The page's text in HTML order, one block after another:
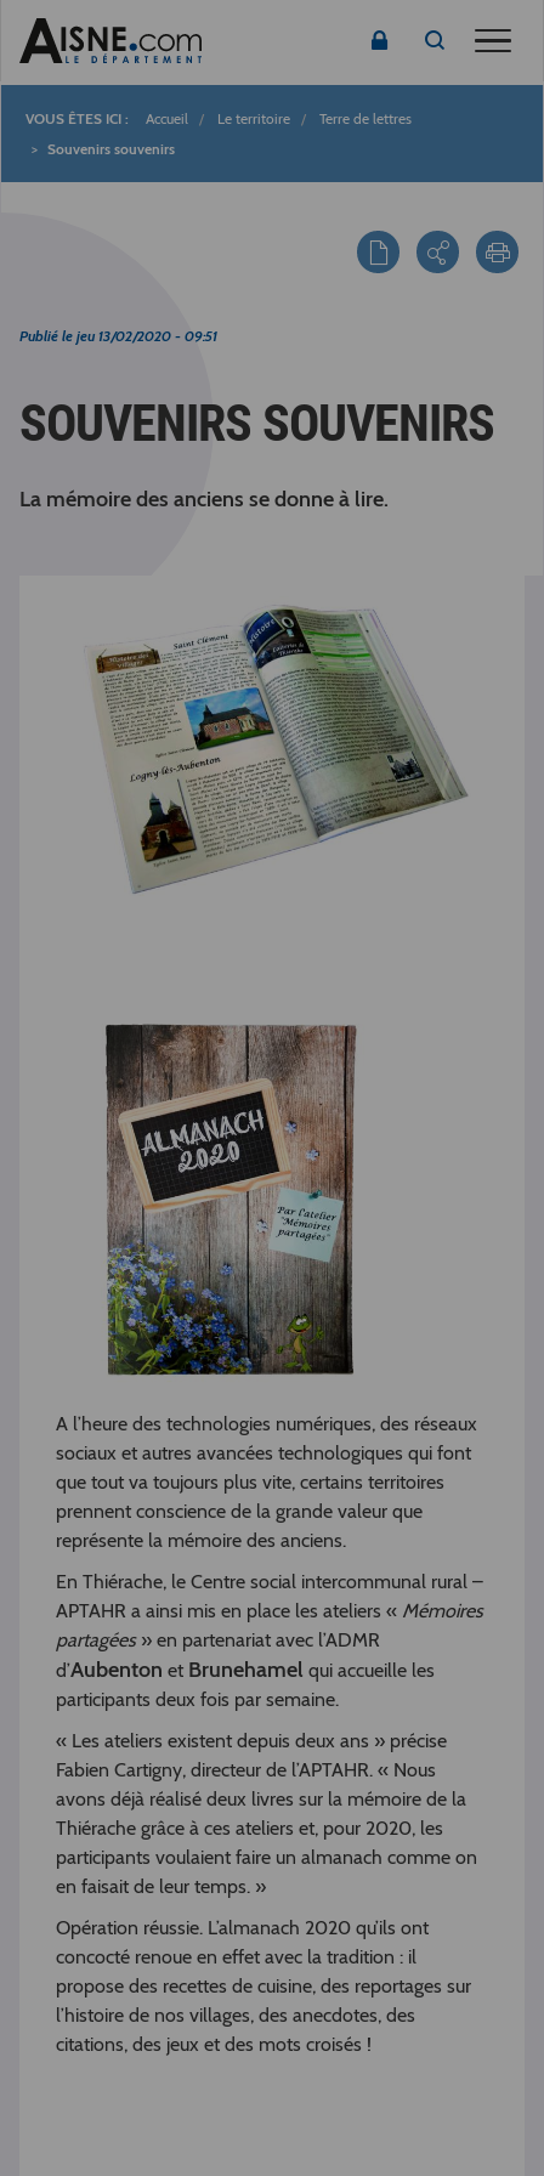
Fil
Accueil Le territoire
Terre de lettres
Souvenirs souvenirs
Publié le jeu 13/02/2020 - 09:51
SOUVENIRS SOUVENIRS
La mémoire des anciens se donne à lire.
A l’heure des technologies numériques, des réseaux
sociaux et autres avancées technologiques qui font
que tout va toujours plus vite, certains territoires
prennent conscience de la grande valeur que
représente la mémoire des anciens.
En Thiérache, le Centre social intercommunal rural –
APTAHR a ainsi mis en place les ateliers « Mémoires
partagées» en partenariat avec l’ADMR
d’Aubenton et Brunehamel qui accueille les
participants deux fois par semaine.
« Les ateliers existent depuis deux ans » précise
Fabien Cartigny, directeur de l’APTAHR. « Nous
avons déjà réalisé deux livres sur la mémoire de la
Thiérache grâce à ces ateliers et, pour 2020, les
participants voulaient faire un almanach comme on
en faisait de leur temps. »
Opération réussie. L’almanach 2020 qu’ils ont
concocté renoue en effet avec la tradition : il
propose des recettes de cuisine, des reportages sur
l’histoire de nos villages, des anecdotes, des
citations, des jeux et des mots croisés !